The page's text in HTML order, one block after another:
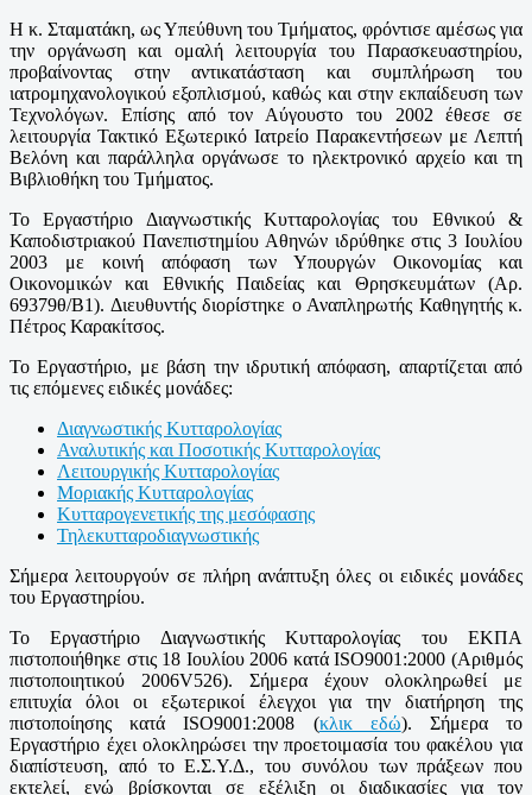
Η κ. Σταματάκη, ως Υπεύθυνη του Τμήματος, φρόντισε αμέσως για
την οργάνωση και ομαλή λειτουργία του Παρασκευαστηρίου,
προβαίνοντας στην αντικατάσταση και συμπλήρωση του
ιατρομηχανολογικού εξοπλισμού, καθώς και στην εκπαίδευση των
Τεχνολόγων. Επίσης από τον Αύγουστο του 2002 έθεσε σε
λειτουργία Τακτικό Εξωτερικό Ιατρείο Παρακεντήσεων με Λεπτή
Βελόνη και παράλληλα οργάνωσε το ηλεκτρονικό αρχείο και τη
Βιβλιοθήκη του Τμήματος.
Το Εργαστήριο Διαγνωστικής Κυτταρολογίας του Εθνικού &
Καποδιστριακού Πανεπιστημίου Αθηνών ιδρύθηκε στις 3 Ιουλίου
2003 με κοινή απόφαση των Υπουργών Οικονομίας και
Οικονομικών και Εθνικής Παιδείας και Θρησκευμάτων (Αρ.
69379θ/Β1). Διευθυντής διορίστηκε ο Αναπληρωτής Καθηγητής κ.
Πέτρος Καρακίτσος.
Το Εργαστήριο, με βάση την ιδρυτική απόφαση, απαρτίζεται από
τις επόμενες ειδικές μονάδες:
Διαγνωστικής Κυτταρολογίας
Αναλυτικής και Ποσοτικής Κυτταρολογίας
Λειτουργικής Κυτταρολογίας
Μοριακής Κυτταρολογίας
Κυτταρογενετικής της μεσόφασης
Τηλεκυτταροδιαγνωστικής
Σήμερα λειτουργούν σε πλήρη ανάπτυξη όλες οι ειδικές μονάδες
του Εργαστηρίου.
Το Εργαστήριο Διαγνωστικής Κυτταρολογίας του ΕΚΠΑ
πιστοποιήθηκε στις 18 Ιουλίου 2006 κατά ISO9001:2000 (Αριθμός
πιστοποιητικού 2006V526). Σήμερα έχουν ολοκληρωθεί με
επιτυχία όλοι οι εξωτερικοί έλεγχοι για την διατήρηση της
πιστοποίησης κατά ISO9001:2008 (κλικ εδώ). Σήμερα το
Εργαστήριο έχει ολοκληρώσει την προετοιμασία του φακέλου για
διαπίστευση, από το Ε.Σ.Υ.Δ., του συνόλου των πράξεων που
εκτελεί, ενώ βρίσκονται σε εξέλιξη οι διαδικασίες για τον